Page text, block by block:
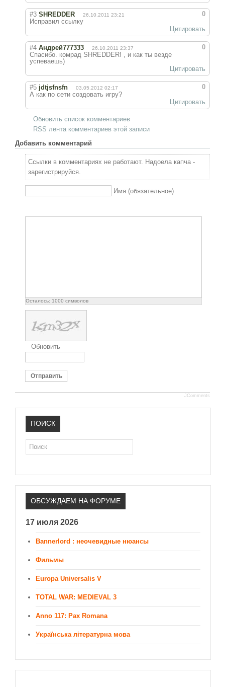
Новое время
Античность
Средние века
0
#3 SHREDDЕR 26.10.2011 23:21
Исправил ссылку
Цитировать
0
#4 Андрей777333 26.10.2011 23:37
Спасибо. комрад SHREDDЕR! , и как ты везде
успеваешь)
Цитировать
0
#5 jdtjsfnsfn 03.05.2012 02:17
А как по сети создовать игру?
Цитировать
Обновить список комментариев
RSS лента комментариев этой записи
Добавить комментарий
Ссылки в комментариях не работают. Надоела капча -
зарегистрируйся.
Имя (обязательное)
Осталось: 1000 символов
Обновить
Отправить
JComments
ПОИСК
Поиск
ОБСУЖДАЕМ НА ФОРУМЕ
17 июля 2026
Bannerlord : неочевидные нюансы
Фильмы
Europa Universalis V
TOTAL WAR: MEDIEVAL 3
Anno 117: Pax Romana
Українська літературна мова